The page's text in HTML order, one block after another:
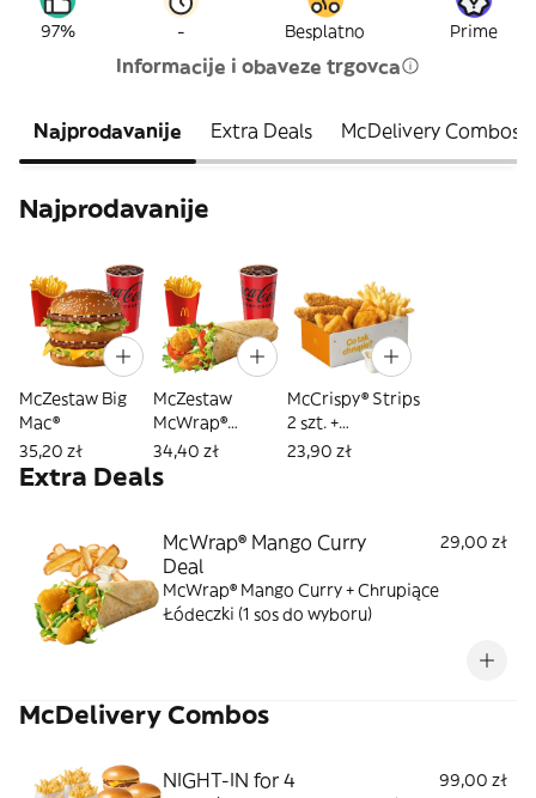
97% - Besplatno Prime
Informacije i obaveze trgovca
Najprodavanije Extra Deals McDelivery Combos
Najprodavanije
McZestaw Big
Mac®
35,20 zł
McZestaw
McWrap®
Chrupiący
Klasyczny
34,40 zł
McCrispy® Strips
2 szt. +
McNuggets® 5
23,90 zł
Extra Deals
McWrap® Mango Curry
Deal
29,00 zł
McWrap® Mango Curry + Chrupiące
Łódeczki (1 sos do wyboru)
McDelivery Combos
NIGHT-IN for 4
99,00 zł